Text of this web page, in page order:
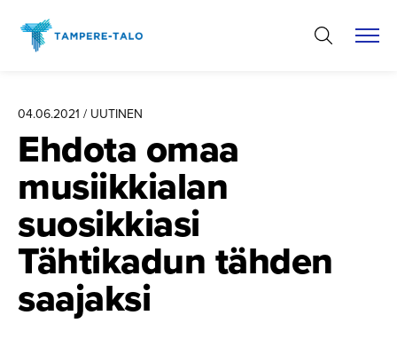
sisältöön
04.06.2021 / UUTINEN
Ehdota omaa
musiikkialan
suosikkiasi
Tähtikadun tähden
saajaksi